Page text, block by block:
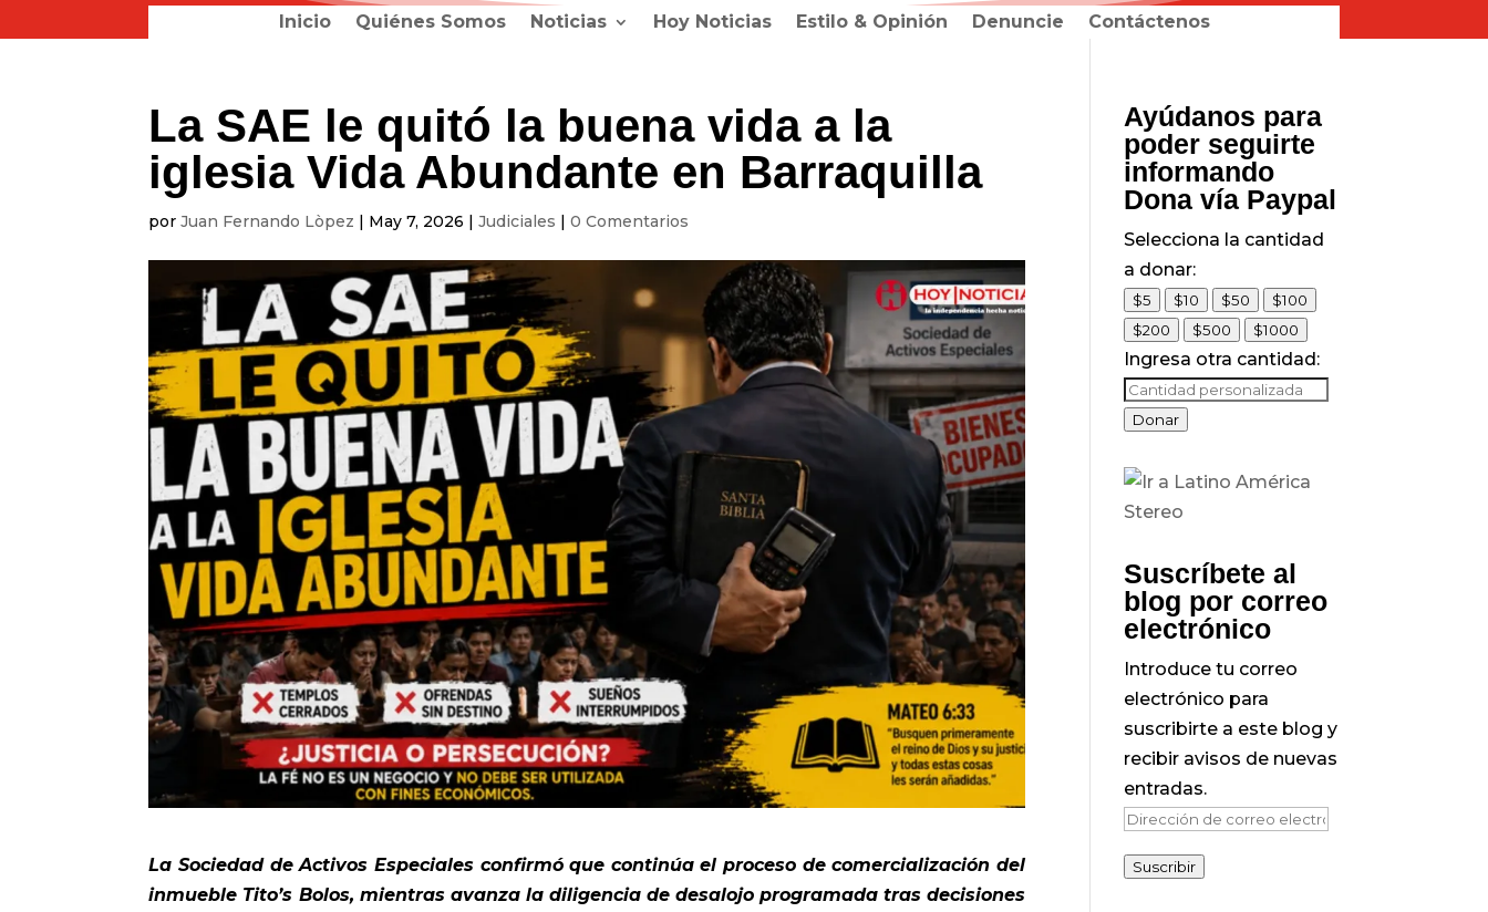
Inicio Quiénes Somos Noticias Hoy Noticias Estilo & Opinión Denuncie Contáctenos
La SAE le quitó la buena vida a la
iglesia Vida Abundante en Barraquilla
porJuan Fernando Lòpez | May 7, 2026 |Judiciales |0 Comentarios
La Sociedad de Activos Especiales confirmó que continúa el proceso de comercialización del
inmueble Tito’s Bolos, mientras avanza la diligencia de desalojo programada tras decisiones
Ayúdanos para
poder seguirte
informando
Dona vía Paypal
Selecciona la cantidad
a donar:
$5 $10 $50
$100
$200
$500 $1000
Ingresa otra cantidad:
Donar
Suscríbete al
blog por correo
electrónico
Introduce tu correo
electrónico para
suscribirte a este blog y
recibir avisos de nuevas
entradas.
Dirección
correo
Suscribir